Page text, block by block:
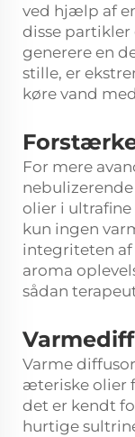
ved hjælp af
disse
generere en
stille, er
køre vand
For mere
olier i
kun ingen
integriteten af
aroma
sådan
Varme
æteriske olier
det er kendt
hurtige